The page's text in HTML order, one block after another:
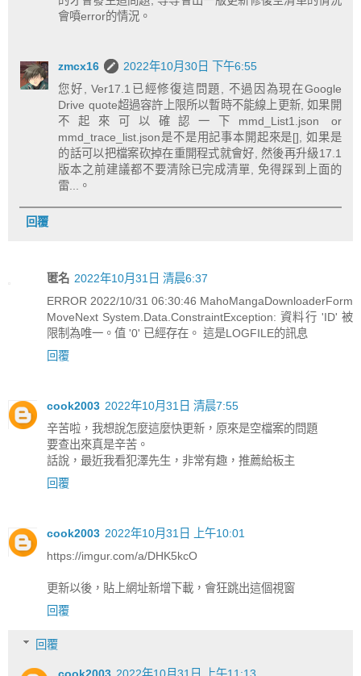
會噴error的情況。
zmcx16
2022年10月30日 下午6:55
您好, Ver17.1已經修復這問題, 不過因為現在Google
Drive quote超過容許上限所以暫時不能線上更新, 如果開
不起來可以確認一下mmd_List1.json or
mmd_trace_list.json是不是用記事本開起來是[], 如果是
的話可以把檔案砍掉在重開程式就會好, 然後再升級17.1
版本之前建議都不要清除已完成清單, 免得踩到上面的
雷...。
回覆
匿名 2022年10月31日 清晨6:37
ERROR 2022/10/31 06:30:46 MahoMangaDownloaderForm
MoveNext System.Data.ConstraintException: 資料行 'ID' 被
限制為唯一。值 '0' 已經存在。 這是LOGFILE的訊息
回覆
cook2003 2022年10月31日 清晨7:55
辛苦啦，我想說怎麼這麼快更新，原來是空檔案的問題
要查出來真是辛苦。
話說，最近我看犯澤先生，非常有趣，推薦給板主
回覆
cook2003 2022年10月31日 上午10:01
https://imgur.com/a/DHK5kcO
更新以後，貼上網址新增下載，會狂跳出這個視窗
回覆
回覆
cook2003 2022年10月31日 上午11:13